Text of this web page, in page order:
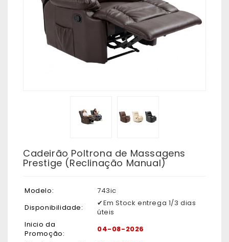
Cadeirão Poltrona de Massagens
Prestige (Reclinação Manual)
Modelo:
743ic
Disponibilidade:
✔Em Stock entrega 1/3 dias
úteis
Inicio da
Promoção:
04-08-2026